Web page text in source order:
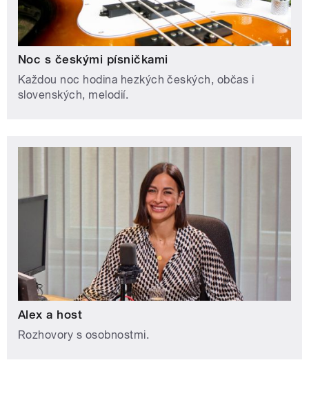
Noc s českými písničkami
Každou noc hodina hezkých českých, občas i
slovenských, melodií.
Alex a host
Rozhovory s osobnostmi.